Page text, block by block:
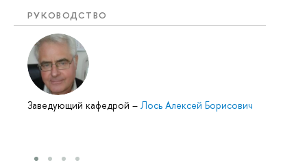
РУКОВОДСТВО
Заведующий кафедрой – Лось Алексей Борисович